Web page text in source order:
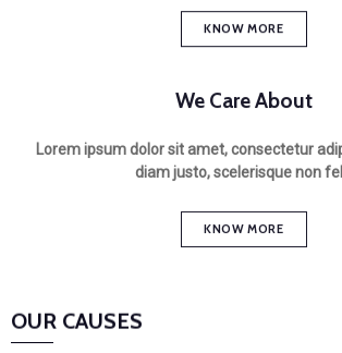
We Care About
diam justo, scelerisque non
KNOW MORE
OUR CAUSES